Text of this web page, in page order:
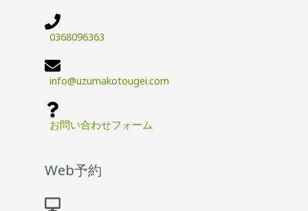
0368096363
info@uzumakotougei.com
お問い合わせフォーム
Web予約